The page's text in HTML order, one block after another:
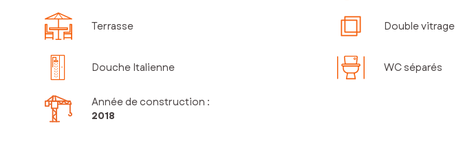
Terrasse Double vitrage
Douche Italienne WC séparés
Année de construction :
2018